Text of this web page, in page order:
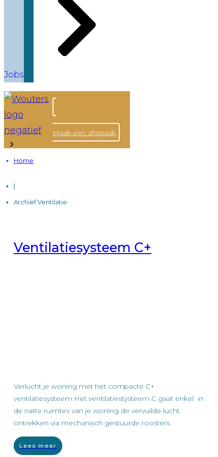
Jobs
Maak een afspraak
Home
|
Archief:Ventilatie
Ventilatiesysteem C+
Verlucht je woning met het compacte C+
ventilatiesysteem Het ventilatiestysteem C gaat enkel in
de natte ruimtes van je woning de vervuilde lucht
ontrekken via mechanisch gestuurde roosters.
Lees meer